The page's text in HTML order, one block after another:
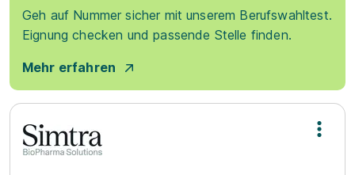
Geh auf Nummer sicher mit unserem Berufswahltest.
Eignung checken und passende Stelle finden.
Mehr erfahren